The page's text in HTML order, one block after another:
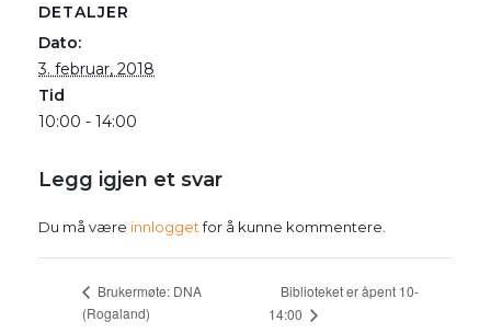
DETALJER
Dato:
3. februar, 2018
Tid
10:00 - 14:00
Legg igjen et svar
Du må være innloggetfor å kunne kommentere.
Brukermøte: DNA
(Rogaland)
Biblioteket er åpent 10-
14:00